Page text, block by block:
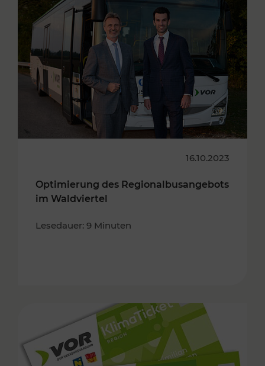
16.10.2023
Optimierung des Regionalbusangebots
im Waldviertel
Lesedauer: 9 Minuten